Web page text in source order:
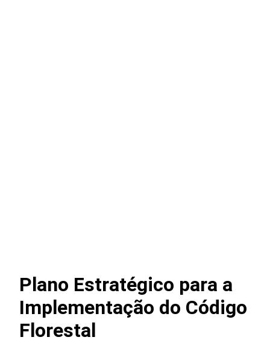
Plano Estratégico para a
Implementação do Código
Florestal